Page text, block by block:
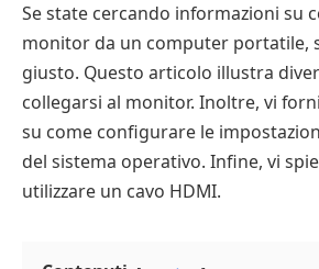
Se state cercando informazioni su
monitor da un computer portatile,
giusto. Questo articolo illustra
collegarsi al monitor. Inoltre, vi
su come configurare le
del sistema operativo. Infine, vi
utilizzare un cavo HDMI.